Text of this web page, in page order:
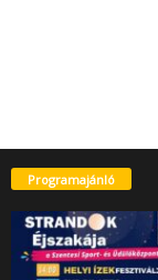
Programajánló